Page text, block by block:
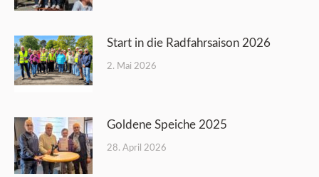
Start in die Radfahrsaison 2026
2. Mai 2026
Goldene Speiche 2025
28. April 2026